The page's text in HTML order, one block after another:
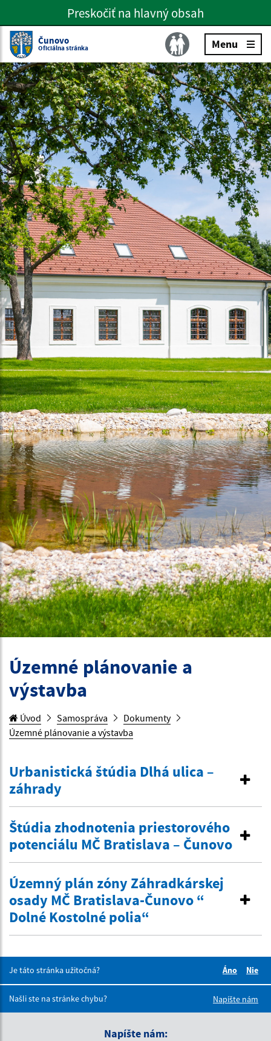
Preskočiť na hlavné menu
Preskočiť na hlavný obsah
Slovenčina
Čunovo
Oficiálna stránka Menu
Územné plánovanie a
výstavba
Úvod Samospráva
Dokumenty
Územné plánovanie a výstavba
Urbanistická štúdia Dlhá ulica –
záhrady
Štúdia zhodnotenia priestorového
potenciálu MČ Bratislava – Čunovo
Územný plán zóny Záhradkárskej
osady MČ Bratislava-Čunovo “
Dolné Kostolné polia“
Je táto stránka užitočná?
Áno
Nie
Našli ste na stránke chybu?
Napíšte nám
Napíšte nám: